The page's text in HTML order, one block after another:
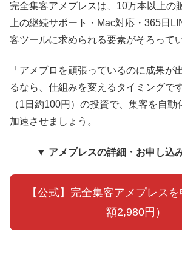
完全集客アメプレスは、10万本以上の
上の継続サポート・Mac対応・365日
客ツールに求められる要素がそろって
「アメブロを頑張っているのに成果が
るなら、仕組みを変えるタイミングで
（1日約100円）の投資で、集客を自動
加速させましょう。
▼ アメプレスの詳細・お申し込
【公式】完全集客アメプレス
額2,980円）